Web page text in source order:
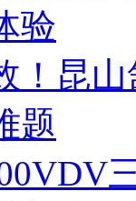
验
！昆
题